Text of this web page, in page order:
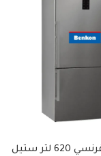
ثلاجة طراز فرنسي 620 لتر ستيل